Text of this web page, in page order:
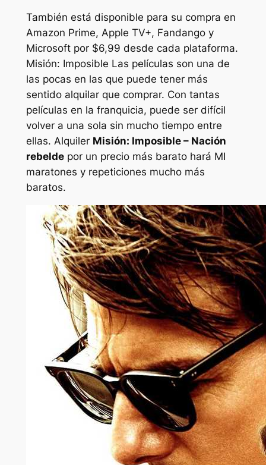
También está disponible para su compra en
Amazon Prime, Apple TV+, Fandango y
Microsoft por $6,99 desde cada plataforma.
Misión: Imposible Las películas son una de
las pocas en las que puede tener más
sentido alquilar que comprar. Con tantas
películas en la franquicia, puede ser difícil
volver a una sola sin mucho tiempo entre
ellas. Alquiler Misión: Imposible – Nación
rebeldepor un precio más barato hará MI
maratones y repeticiones mucho más
baratos.